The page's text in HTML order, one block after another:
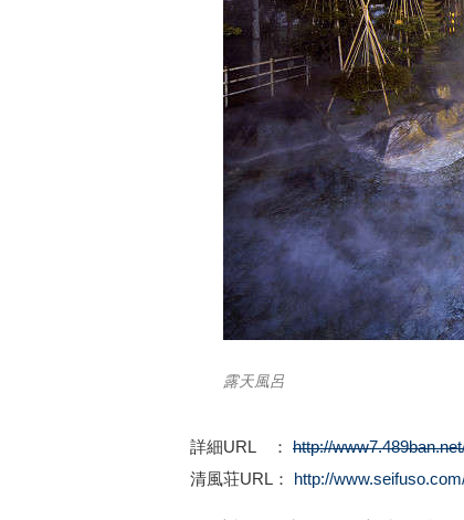
露天風呂
詳細URL ： http://
清風荘URL：
http://